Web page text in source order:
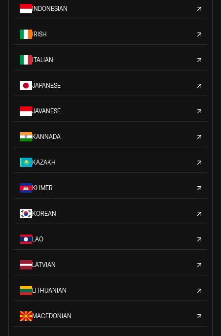
INDONESIAN
IRISH
ITALIAN
JAPANESE
JAVANESE
KANNADA
KAZAKH
KHMER
KOREAN
LAO
LATVIAN
LITHUANIAN
MACEDONIAN